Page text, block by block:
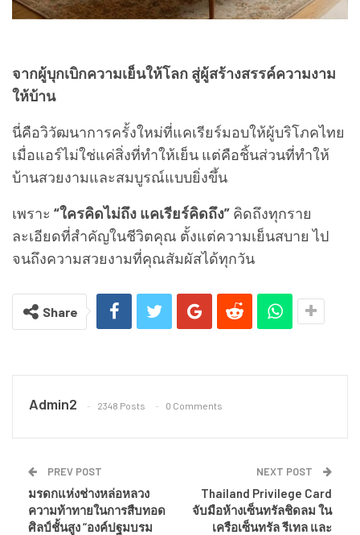
จากผู้บุกเบิกความเย็นให้โลก สู่ผู้สร้างสรรค์ความงาม
ให้บ้าน
นี่คือวิวัฒนาการครั้งใหม่ที่แคเรียร์มอบให้ผู้บริโภคไทย
เมื่อแอร์ไม่ใช่แค่สิ่งที่ทำให้เย็น แต่คือชิ้นส่วนที่ทำให้
บ้านสวยงามและสมบูรณ์แบบยิ่งขึ้น
เพราะ “ใครคิดไม่ถึง แคเรียร์คิดถึง” คิดถึงทุกราย
ละเอียดที่สำคัญในชีวิตคุณ ตั้งแต่ความเย็นสบาย ไป
จนถึงความสวยงามที่คุณสัมผัสได้ทุกวัน
Share
Admin2 2348 Posts 0 Comments
PREV POST
มรดกแห่งช่างหล่อหลวง
ความท้าทายในการสืบทอด
ศิลป์ชั้นสูง “องค์ปฐมบรม
NEXT POST
Thailand Privilege Card
จับมือห้างเซ็นทรัลชิดลม ใน
เครือเซ็นทรัล รีเทล และ